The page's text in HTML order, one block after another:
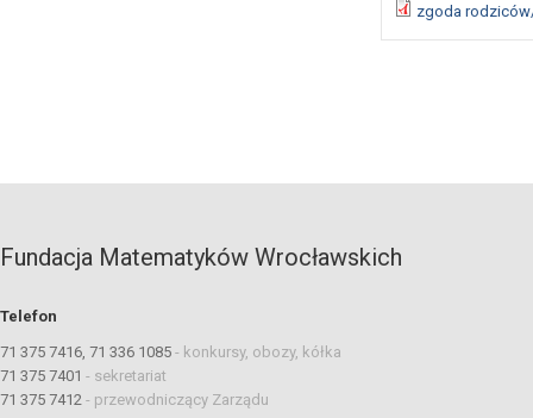
zgoda
Fundacja Matematyków Wrocławskich
Telefon
71 375 7416, 71 336 1085 - konkursy, obozy, kółka
71 375 7401 - sekretariat
71 375 7412 - przewodniczący Zarządu